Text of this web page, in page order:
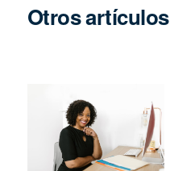
Otros artículos